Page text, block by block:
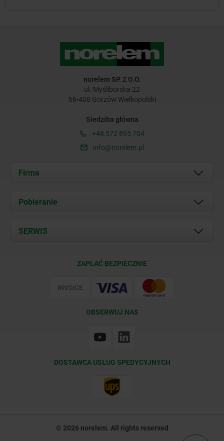
norelem SP. Z O.O.
ul. Myśliborska 22
66-400 Gorzów Wielkopolski
Siedziba główna
+48 572 895 704
info@norelem.pl
Firma
O nas
Kontakt
Pobieranie
Documents
SERWIS
ZAPŁAĆ BEZPIECZNIE
OBSERWUJ NAS
DOSTAWCA USŁUG SPEDYCYJNYCH
© 2026 norelem. All rights reserved